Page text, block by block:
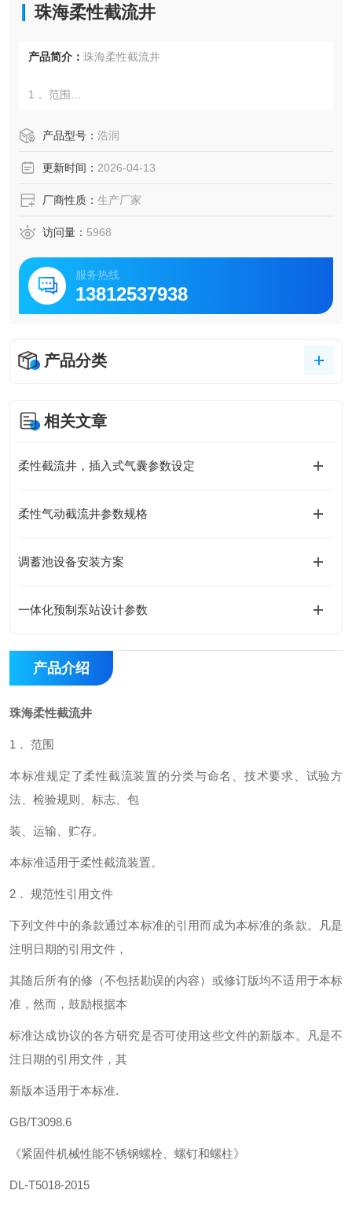
珠海柔性截流井
产品简介： 珠海柔性截流井
1． 范围
本标准规定了柔性截流装置的分类与命名、技术要求、试验
本标准适用于柔性截流装置。
2． 规范性引用文件
下列文件中的条款通过本标准的引用而成为本标准的条款。
其随后所有的修（不包括勘误的内容）或修订版均不适用于
标准达成协议的各方研究是否可使用这些文件的新版本。凡
是
产品型号： 浩润
更新时间： 2026-04-13
厂商性质： 生产厂家
访问量： 5968
服务热线
13812537938
产品分类
相关文章
柔性截流井，插入式气囊参数设定
柔性气动截流井参数规格
调蓄池设备安装方案
一体化预制泵站设计参数
产品介绍
珠海柔性截流井
1． 范围
本标准规定了柔性截流装置的分类与命名、技术要求、试验方
法、检验规则、标志、包
装、运输、贮存。
本标准适用于柔性截流装置。
2． 规范性引用文件
下列文件中的条款通过本标准的引用而成为本标准的条款。凡是
注明日期的引用文件，
其随后所有的修（不包括勘误的内容）或修订版均不适用于本标
准，然而，鼓励根据本
标准达成协议的各方研究是否可使用这些文件的新版本。凡是不
注日期的引用文件，其
新版本适用于本标准.
GB/T3098.6
《紧固件机械性能不锈钢螺栓、螺钉和螺柱》
DL-T5018-2015